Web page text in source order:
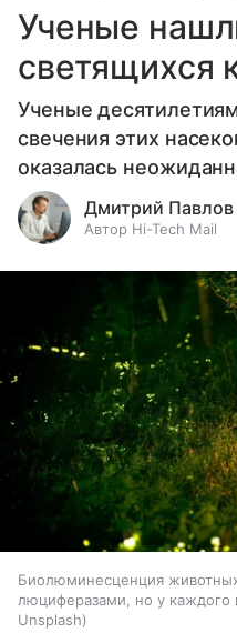
Ученые
светящихся
Ученые
свечения этих
оказалась
Дмитрий Павлов
Автор Hi-Tech Mail
Биолюминесценция
люциферазами, но у каждого
Unsplash